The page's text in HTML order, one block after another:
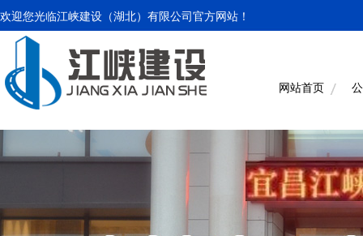
欢迎您光临江峡建设（湖北）有限公司官方网站！
网站首页